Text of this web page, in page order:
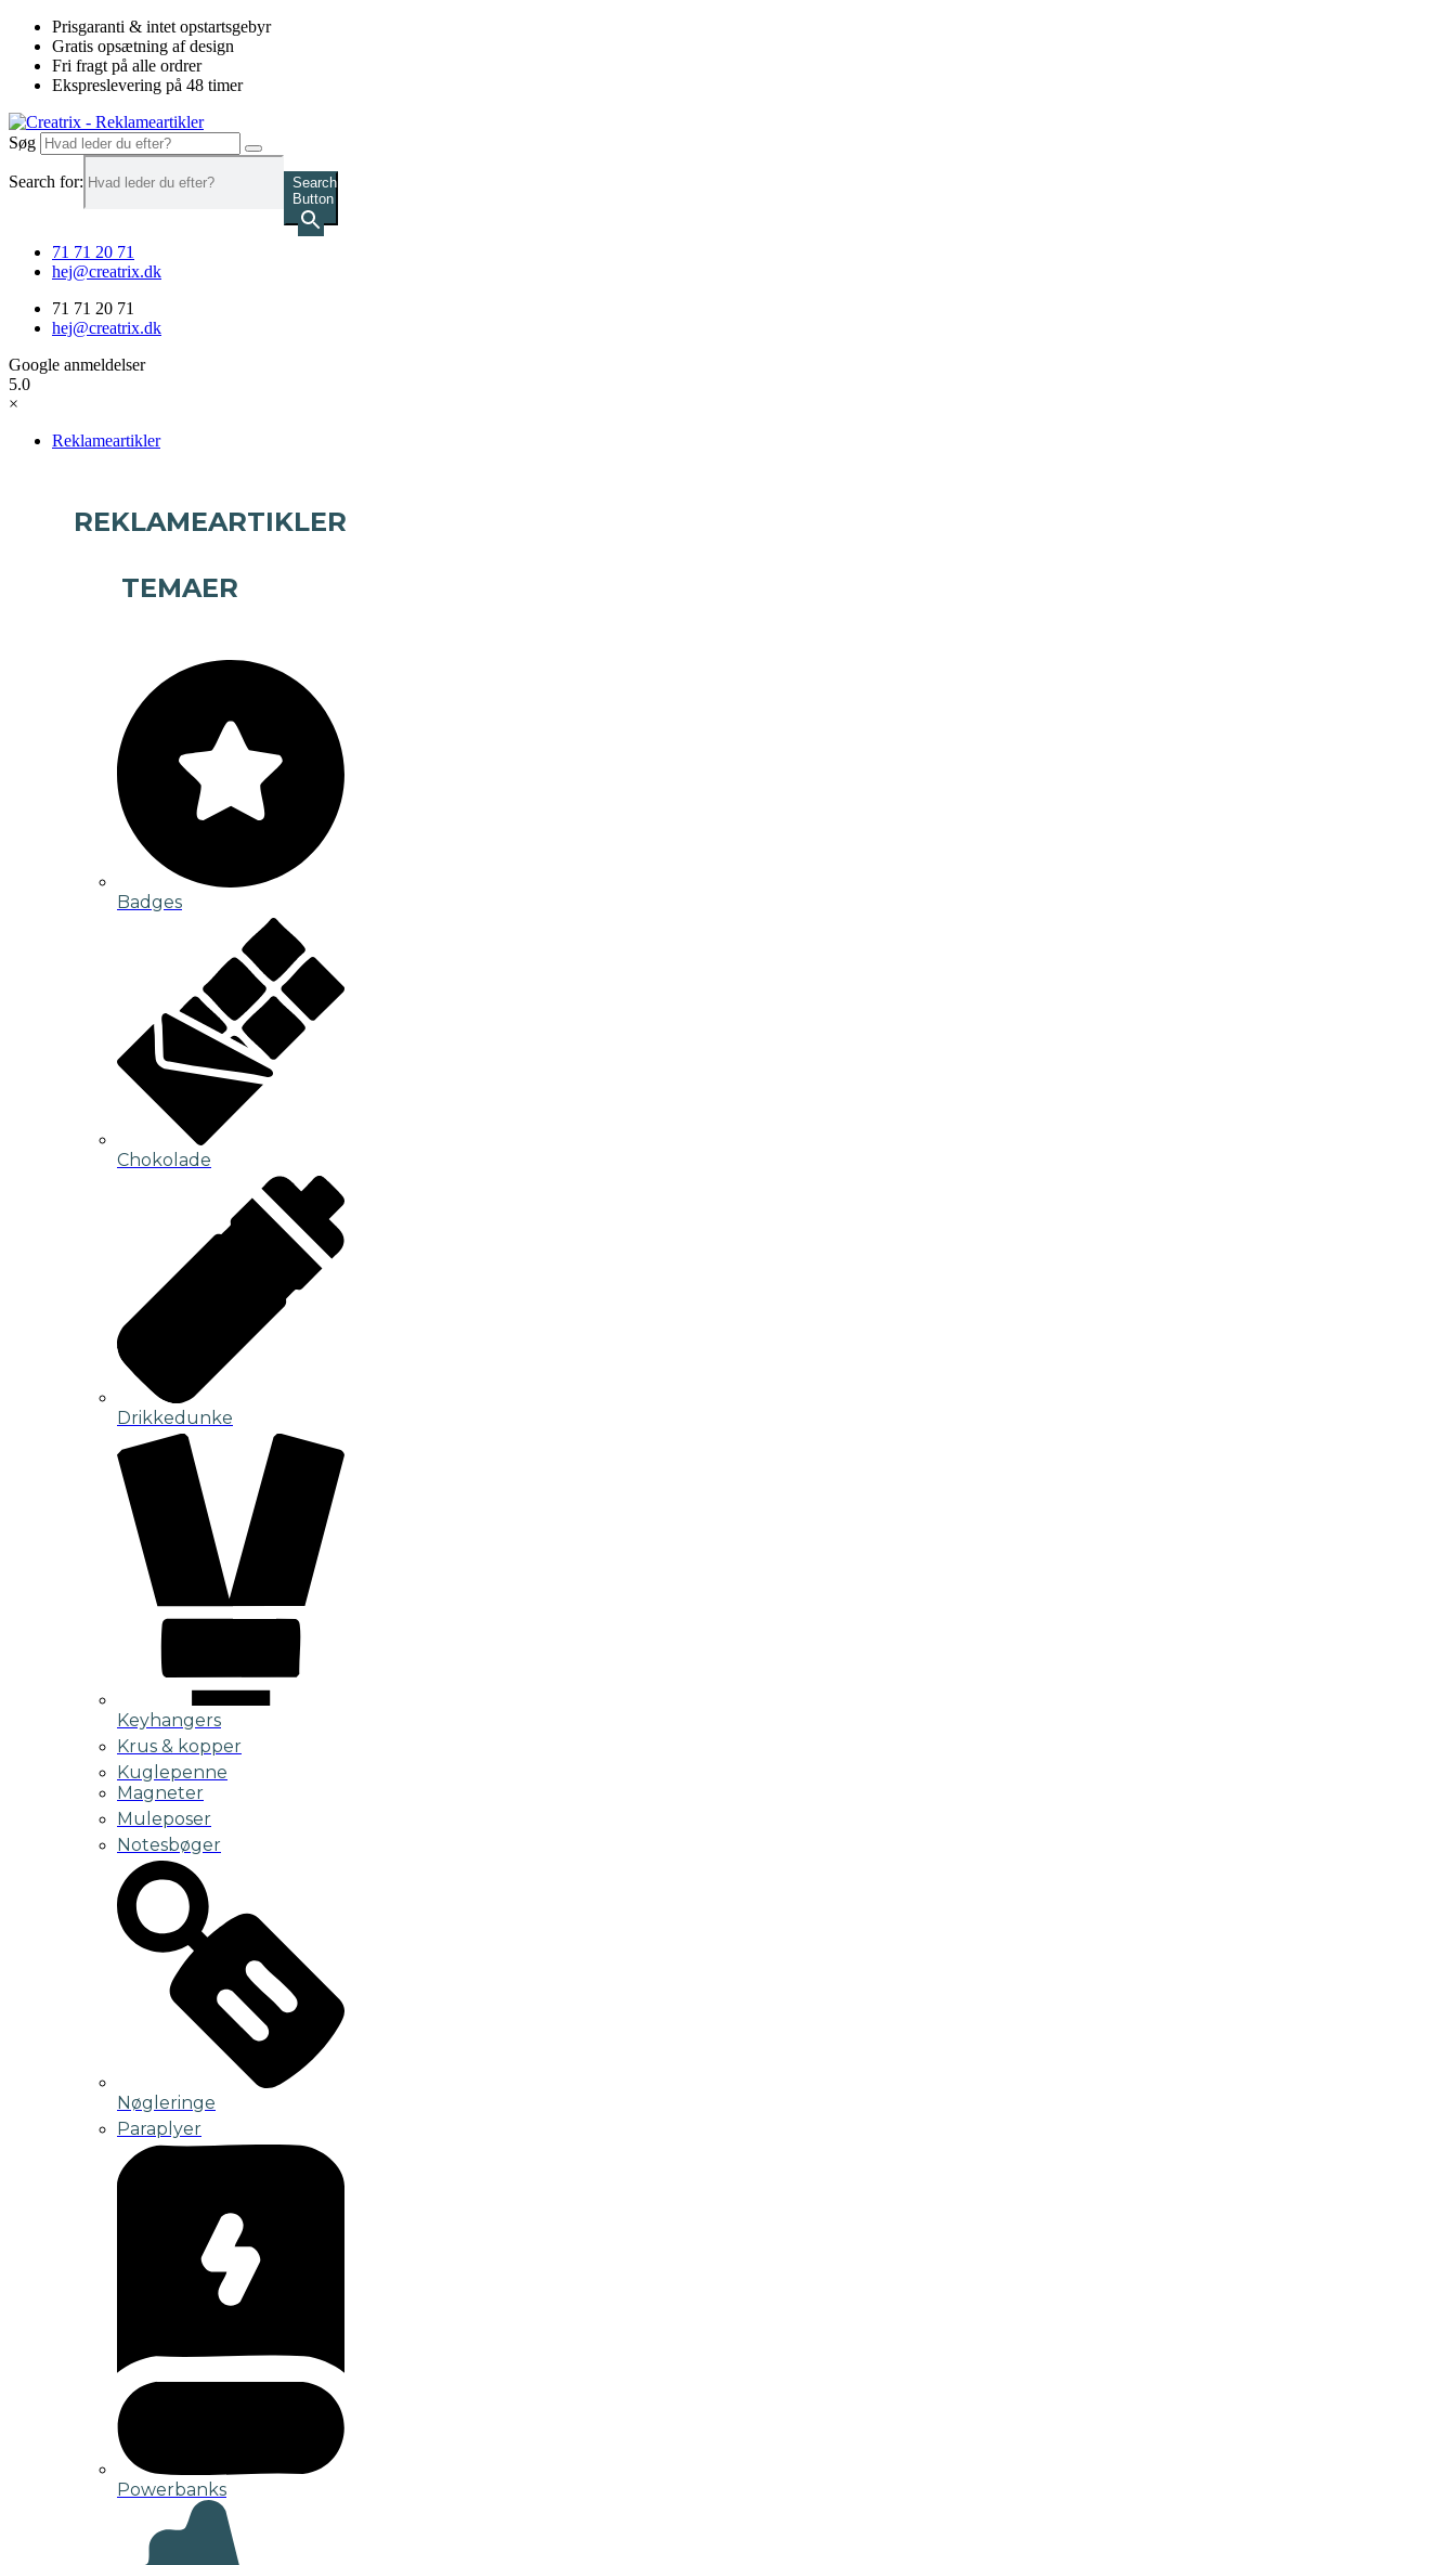
Videre
indhold
Prisgaranti & intet opstartsgebyr
Gratis opsætning af design
Fri fragt på alle ordrer
Ekspreslevering på 48 timer
Søg
Search for:
Search
Button
71 71 20 71
hej@creatrix.dk
71 71 20 71
hej@creatrix.dk
Google anmeldelser
5.0
×
Reklameartikler
REKLAMEARTIKLER
TEMAER
Badges
Chokolade
Drikkedunke
Keyhangers
Krus & kopper
Kuglepenne
Magneter
Muleposer
Notesbøger
Nøgleringe
Paraplyer
Powerbanks